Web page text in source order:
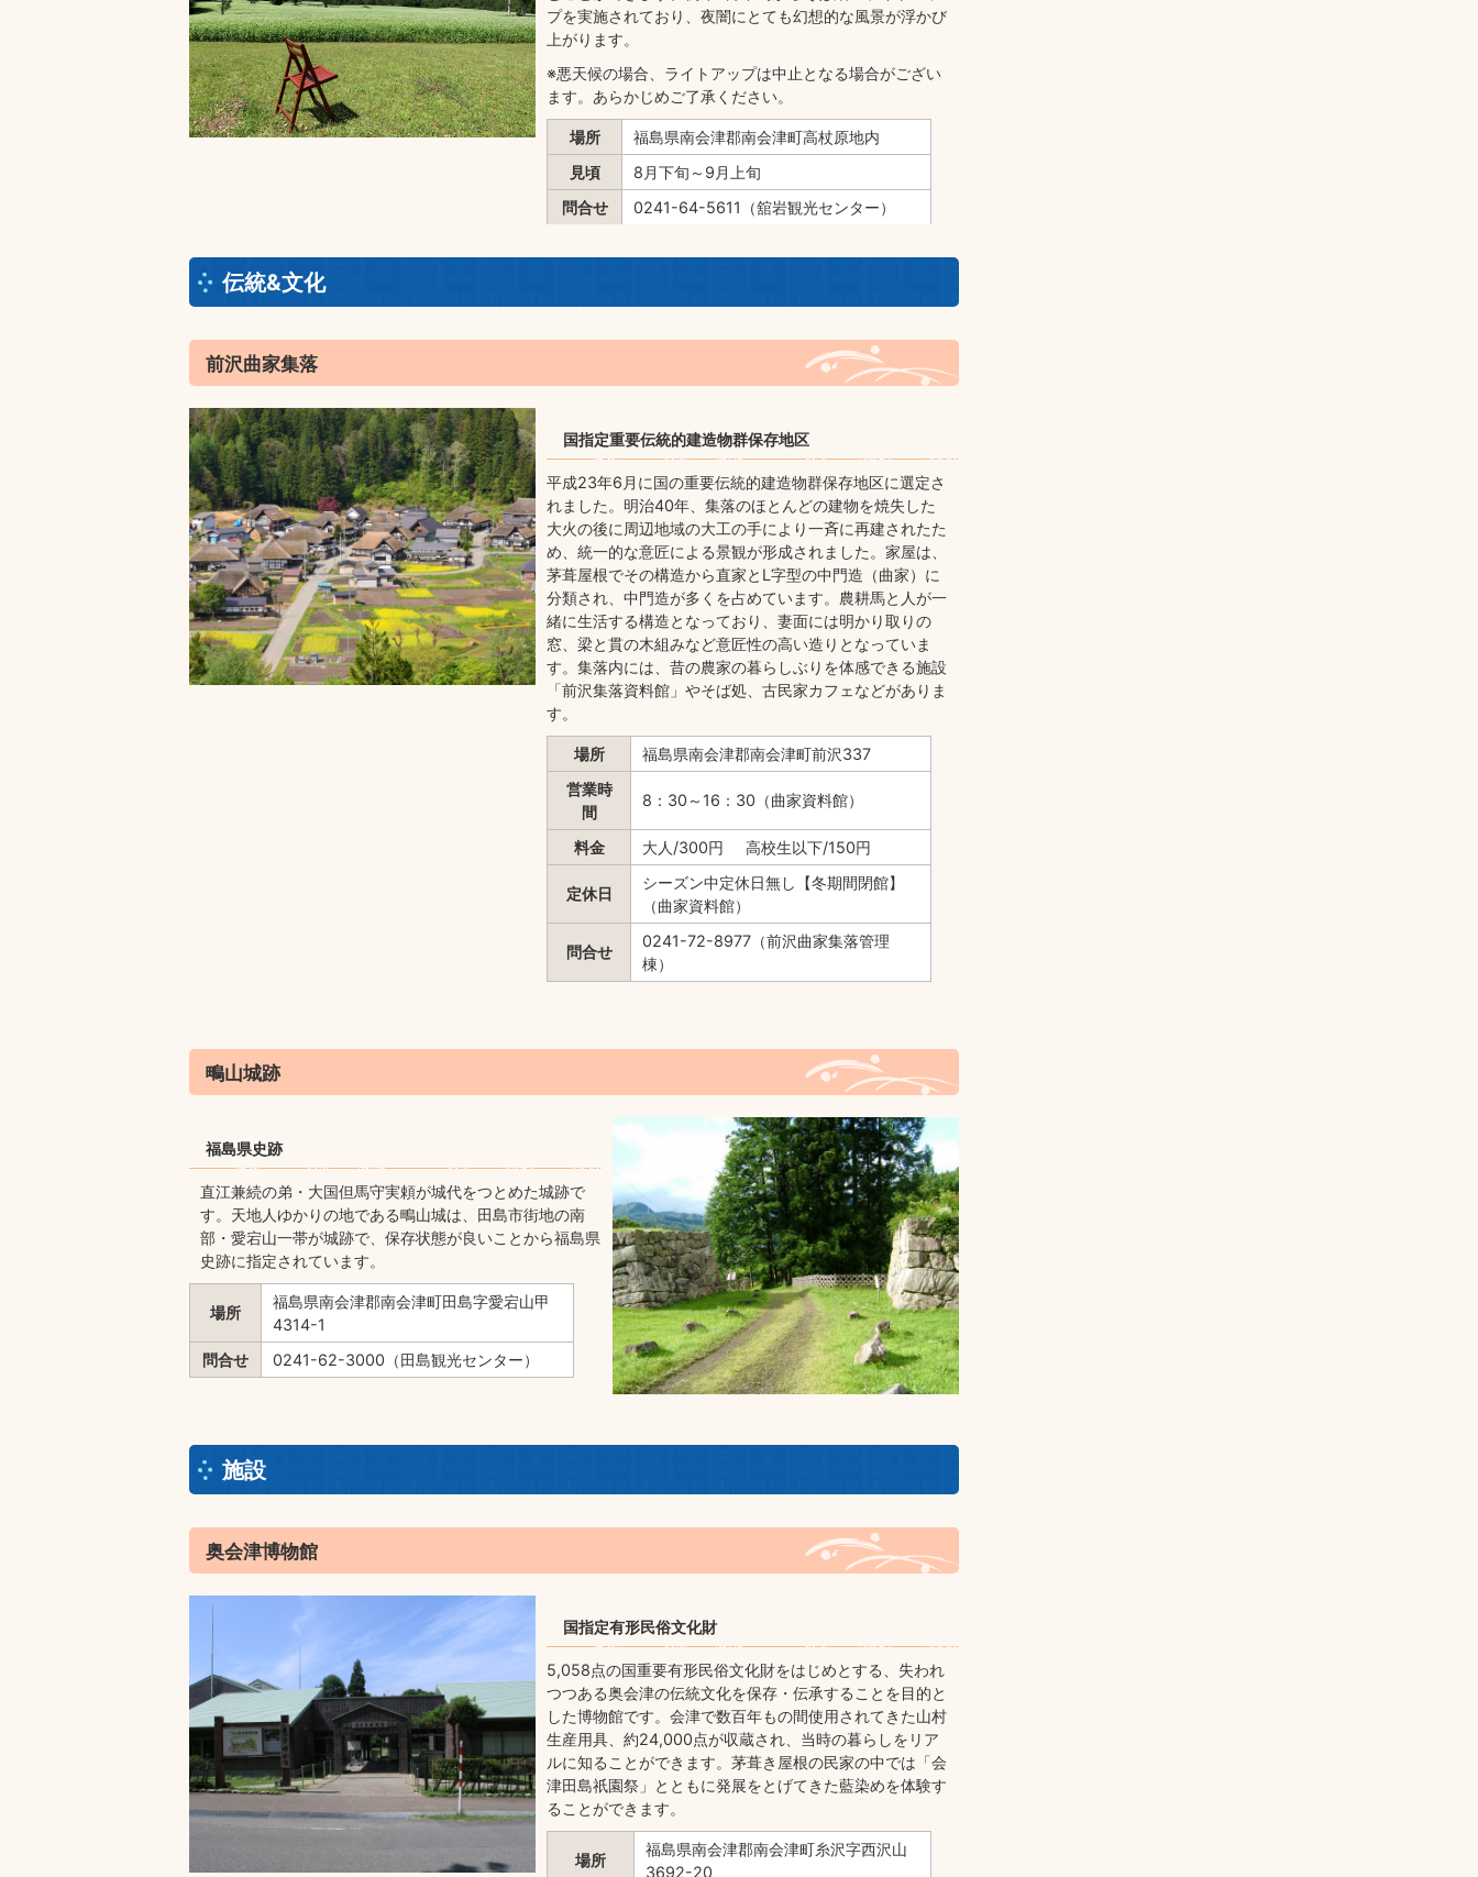
プを実施されており、夜闇にとても幻想的な風景が浮かび
上がります。
※悪天候の場合、ライトアップは中止となる場合がござい
ます。あらかじめご了承ください。
場所
福島県南会津郡南会津町高杖原地内
見頃
8月下旬～9月上旬
問合せ
0241-64-5611（舘岩観光センター）
伝統&文化
前沢曲家集落
国指定重要伝統的建造物群保存地区
平成23年6月に国の重要伝統的建造物群保存地区に選定さ
れました。明治40年、集落のほとんどの建物を焼失した
大火の後に周辺地域の大工の手により一斉に再建されたた
め、統一的な意匠による景観が形成されました。家屋は、
茅葺屋根でその構造から直家とL字型の中門造（曲家）に
分類され、中門造が多くを占めています。農耕馬と人が一
緒に生活する構造となっており、妻面には明かり取りの
窓、梁と貫の木組みなど意匠性の高い造りとなっていま
す。集落内には、昔の農家の暮らしぶりを体感できる施設
「前沢集落資料館」やそば処、古民家カフェなどがありま
す。
場所
福島県南会津郡南会津町前沢337
営業時
間
8：30～16：30（曲家資料館）
料金 大人/300円 高校生以下/150円
定休日
シーズン中定休日無し【冬期間閉館】
（曲家資料館）
問合せ
0241-72-8977（前沢曲家集落管理
棟）
鴫山城跡
福島県史跡
直江兼続の弟・大国但馬守実頼が城代をつとめた城跡で
す。天地人ゆかりの地である鴫山城は、田島市街地の南
部・愛宕山一帯が城跡で、保存状態が良いことから福島県
史跡に指定されています。
場所
福島県南会津郡南会津町田島字愛宕山甲
4314-1
問合せ
0241-62-3000（田島観光センター）
施設
奥会津博物館
国指定有形民俗文化財
5,058点の国重要有形民俗文化財をはじめとする、失われ
つつある奥会津の伝統文化を保存・伝承することを目的と
した博物館です。会津で数百年もの間使用されてきた山村
生産用具、約24,000点が収蔵され、当時の暮らしをリア
ルに知ることができます。茅葺き屋根の民家の中では「会
津田島祇園祭」とともに発展をとげてきた藍染めを体験す
ることができます。
場所
福島県南会津郡南会津町糸沢字西沢山
3692-20